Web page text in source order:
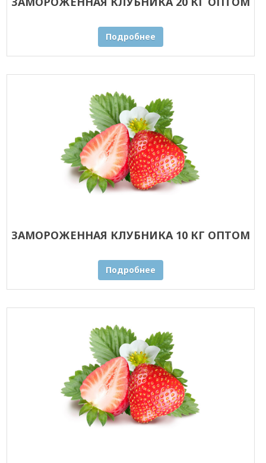
Подробнее
ЗАМОРОЖЕННАЯ КЛУБНИКА 10 КГ ОПТОМ
Подробнее